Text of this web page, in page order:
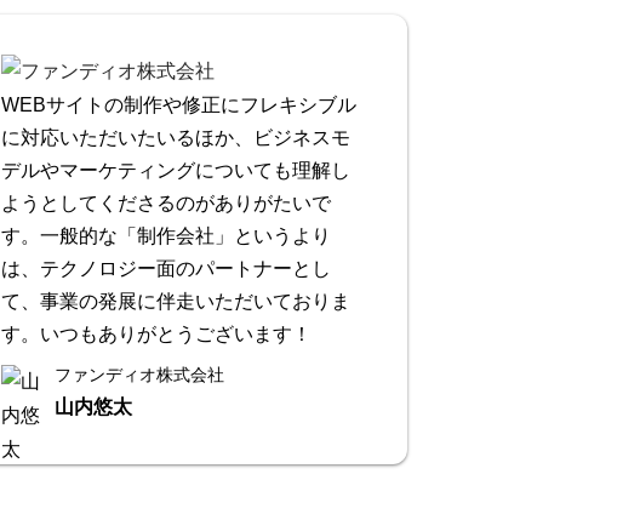
WEBサイトの制作や修正にフレキシブル
に対応いただいたいるほか、ビジネスモ
デルやマーケティングについても理解し
ようとしてくださるのがありがたいで
す。一般的な「制作会社」というより
は、テクノロジー面のパートナーとし
て、事業の発展に伴走いただいておりま
す。いつもありがとうございます！
ファンディオ株式会社
山内悠太